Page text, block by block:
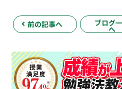
前の記事へ ブログ
へ